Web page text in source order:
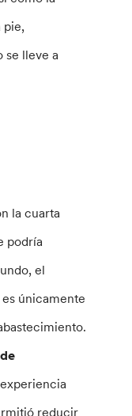
pie,
se lleve a
la cuarta
podría
el
únicamente
reducir